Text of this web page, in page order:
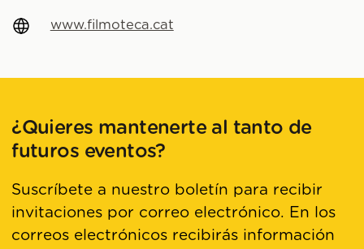
www.filmoteca.cat
¿Quieres mantenerte al tanto de
futuros eventos?
Suscríbete a nuestro boletín para recibir
invitaciones por correo electrónico. En los
correos electrónicos recibirás información